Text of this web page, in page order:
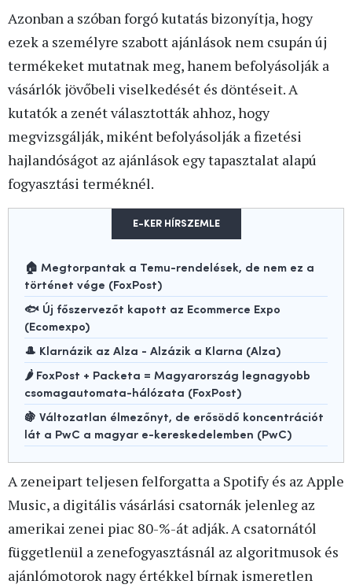
Azonban a szóban forgó kutatás bizonyítja, hogy
ezek a személyre szabott ajánlások nem csupán új
termékeket mutatnak meg, hanem befolyásolják a
vásárlók jövőbeli viselkedését és döntéseit. A
kutatók a zenét választották ahhoz, hogy
megvizsgálják, miként befolyásolják a fizetési
hajlandóságot az ajánlások egy tapasztalat alapú
fogyasztási terméknél.
E-KER HÍRSZEMLE
🏠 Megtorpantak a Temu-rendelések, de nem ez a
történet vége (FoxPost)
🐟 Új főszervezőt kapott az Ecommerce Expo
(Ecomexpo)
🎩 Klarnázik az Alza - Alzázik a Klarna (Alza)
🌶️ FoxPost + Packeta = Magyarország legnagyobb
csomagautomata-hálózata (FoxPost)
🍇 Változatlan élmezőnyt, de erősödő koncentrációt
lát a PwC a magyar e-kereskedelemben (PwC)
A zeneipart teljesen felforgatta a Spotify és az Apple
Music, a digitális vásárlási csatornák jelenleg az
amerikai zenei piac 80-%-át adják. A csatornától
függetlenül a zenefogyasztásnál az algoritmusok és
ajánlómotorok nagy értékkel bírnak ismeretlen